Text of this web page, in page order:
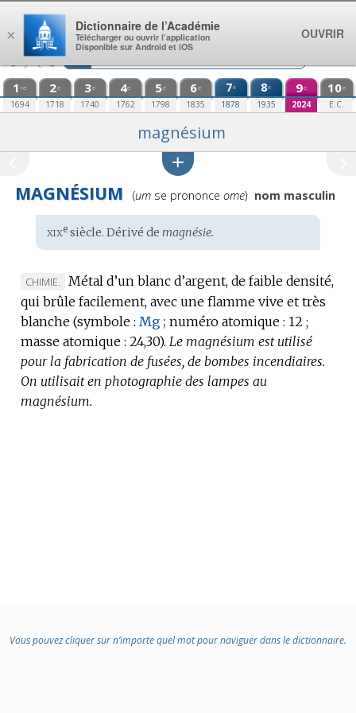
Aller au contenu
1 re
1694
2e
1718
3e
1740
4e
1762
5e
1798
6e
1835
7e
1878
8e
1935
9e
2024
10e
E.C.
magnésium
MAGNÉSIUM
Prononciation
(umse prononce ome) nom masculin
Étymologie
:
xixesiècle. Dérivé de magnésie.
MARQUE
DE
DOMAINE
:
CHIMIE.
Métal d’un blanc d’argent, de faible densité,
qui brûle facilement, avec une flamme vive et très
blanche (symbole : Mg ; numéro atomique : 12 ;
masse atomique : 24,30). Le magnésium est utilisé
pour la fabrication de fusées, de bombes incendiaires.
On utilisait en photographie des lampes au
magnésium.
Vous pouvez cliquer sur n’importe quel mot pour naviguer dans le dictionnaire.
×
Dictionnaire de l’Académie
Télécharger ou ouvrir l’application
Disponible sur Android et iOS
OUVRIR